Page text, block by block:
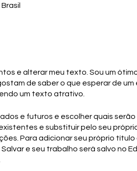
e alterar meu texto. Sou um
de saber o que esperar de um
um texto atrativo.
e futuros e escolher quais serão
e substituir pelo seu
Para adicionar seu próprio título
e seu trabalho será salvo no